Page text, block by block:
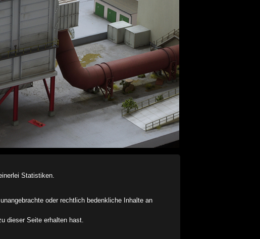
Statistiken.
oder rechtlich bedenkliche Inhalte an
dieser Seite erhalten hast.